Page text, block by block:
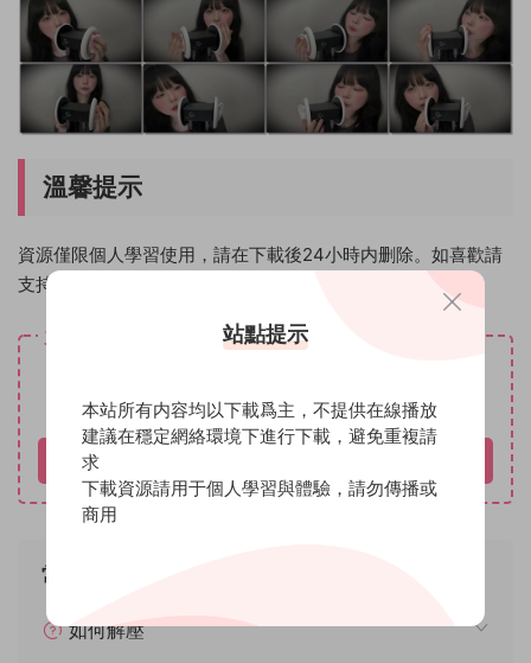
溫馨提示
資源僅限個人學習使用，請在下載後24小時内删除。如喜歡請
支持原創作者！
資源下載
VIP免費
常見問題
如何解壓
站點提示
本站所有内容均以下載爲主，不提供在線播放
建議在穩定網絡環境下進行下載，避免重複請
求
下載資源請用于個人學習與體驗，請勿傳播或
商用